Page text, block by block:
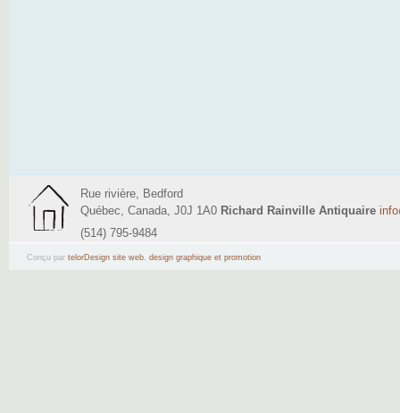
Rue rivière, Bedford
Québec, Canada, J0J 1A0 Richard Rainville Antiquaire
(514) 795-9484
Conçu par telorDesign site web, design graphique et promotion